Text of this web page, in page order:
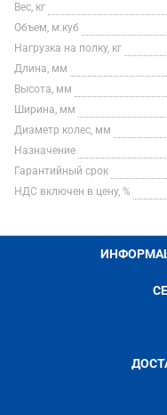
Вес, кг
Объем, м.куб
Нагрузка на полку, кг
Длина, мм
Высота, мм
Ширина, мм
Диаметр колес, мм
Назначение
Гарантийный срок
НДС включен в цену, %